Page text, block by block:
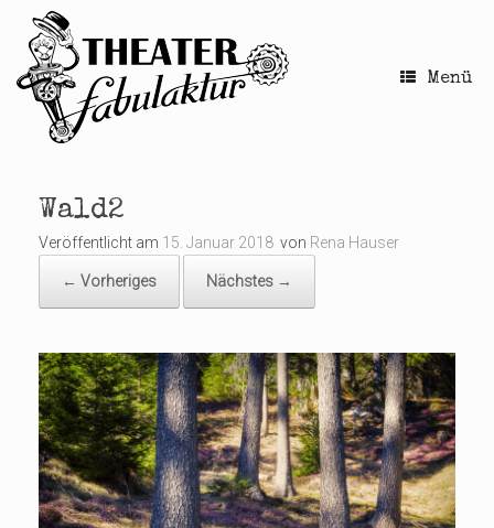
springen
Menü
Wald2
Veröffentlicht am 15. Januar 2018 von Rena Hauser
← Vorheriges Nächstes →